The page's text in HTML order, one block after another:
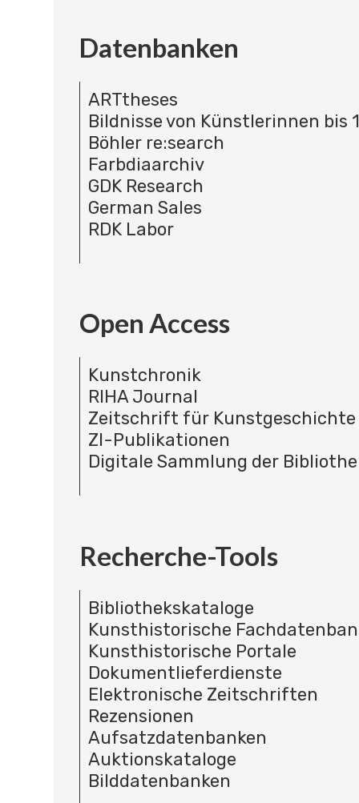
Datenbanken
ARTtheses
Bildnisse von Künstlerinnen bis
Böhler re:search
Farbdiaarchiv
GDK Research
German Sales
RDK Labor
Open Access
Kunstchronik
RIHA Journal
Zeitschrift für Kunstgeschichte
ZI-Publikationen
Digitale Sammlung der
Recherche-Tools
Bibliothekskataloge
Kunsthistorische
Kunsthistorische Portale
Dokumentlieferdienste
Elektronische Zeitschriften
Rezensionen
Aufsatzdatenbanken
Auktionskataloge
Bilddatenbanken